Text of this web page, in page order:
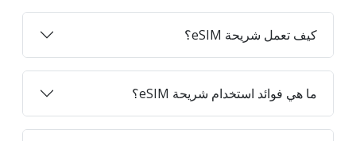
كيف تعمل شريحة eSIM؟
ما هي فوائد استخدام شريحة eSIM؟